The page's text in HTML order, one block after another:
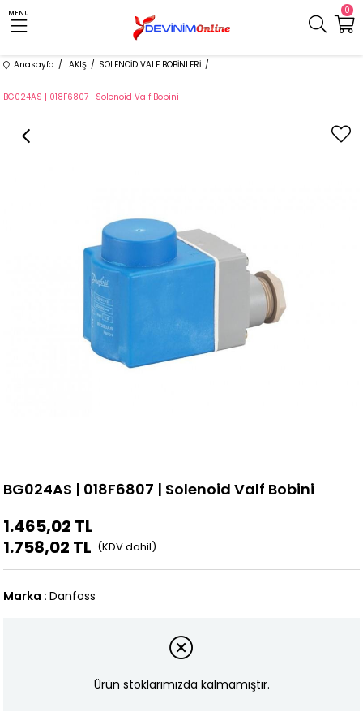
0
MENU
Anasayfa AKIŞ SOLENOİD VALF BOBİNLERİ
BG024AS | 018F6807 | Solenoid Valf Bobini
BG024AS | 018F6807 | Solenoid Valf Bobini
1.465,02 TL
1.758,02 TL
Marka : Danfoss
Ürün stoklarımızda kalmamıştır.